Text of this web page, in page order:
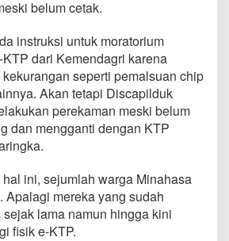
s
i
k
e
-
K
T
P
D
e
s
e
belum cetak.
instruksi untuk moratorium
dari Kemendagri karena
seperti pemalsuan chip
Akan tetapi Discapilduk
perekaman meski belum
dan mengganti dengan KTP
ini, sejumlah warga Minahasa
Apalagi mereka yang sudah
lama namun hingga kini
fisik e-KTP.